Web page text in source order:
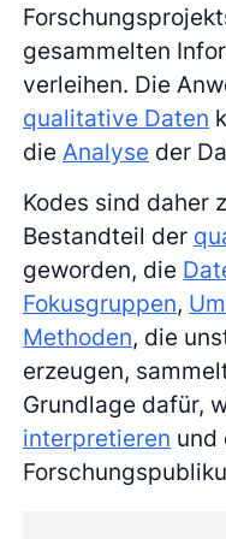
gesammelten
verleihen. Die
qualitative Daten
dieAnalyse der
Kodes sind daher
Bestandteil der
geworden, die
Fokusgruppen,
Methoden, die
erzeugen,
Grundlage dafür,
interpretieren und